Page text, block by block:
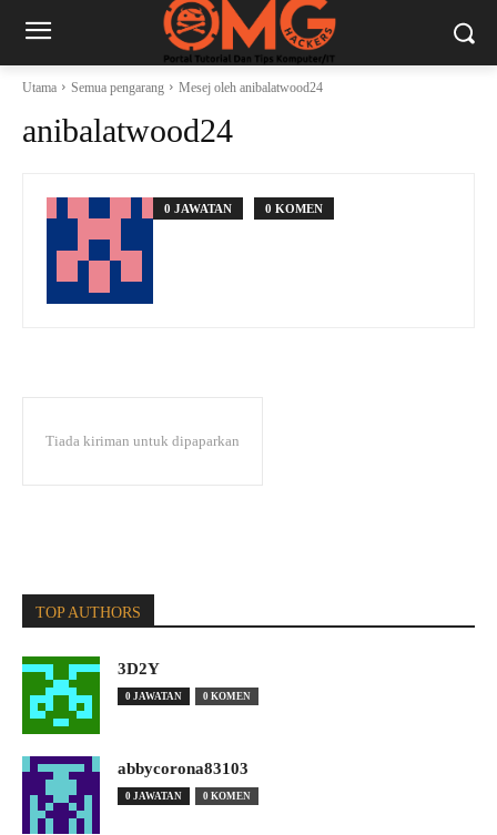
Utama Semua pengarang Mesej oleh anibalatwood24
anibalatwood24
0 JAWATAN 0 KOMEN
Tiada kiriman untuk dipaparkan
TOP AUTHORS
3D2Y
0 JAWATAN 0 KOMEN
abbycorona83103
0 JAWATAN 0 KOMEN